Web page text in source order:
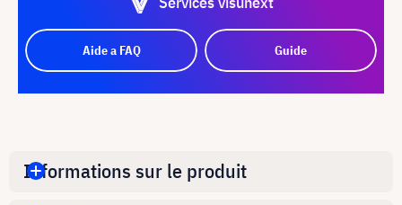
Aide a FAQ Guide
Informations sur le produit